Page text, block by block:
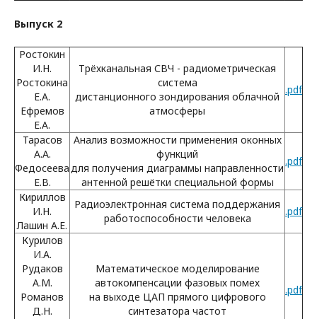
Выпуск 2
Ростокин
И.Н.
Ростокина
Е.А.
Ефремов
Е.А.
Трёхканальная СВЧ - радиометрическая
система
дистанционного зондирования облачной
атмосферы
.pdf
Тарасов
А.А.
Федосеева
Е.В.
Анализ возможности применения оконных
функций
для получения диаграммы направленности
антенной решётки специальной формы
.pdf
Кириллов
И.Н.
Лашин А.Е.
Радиоэлектронная система поддержания
работоспособности человека
.pdf
Курилов
И.А.
Рудаков
А.М.
Романов
Д.Н.
Математическое моделирование
автокомпенсации фазовых помех
на выходе ЦАП прямого цифрового
синтезатора частот
.pdf